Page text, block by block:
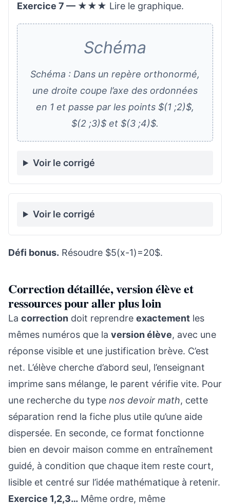
Exercice 7 — ★★★ Lire le graphique.
Schéma
Schéma : Dans un repère orthonormé,
une droite coupe l’axe des ordonnées
en 1 et passe par les points $(1 ;2)$,
$(2 ;3)$ et $(3 ;4)$.
Voir le corrigé
Voir le corrigé
Défi bonus. Résoudre $5(x-1)=20$.
Correction détaillée, version élève et
ressources pour aller plus loin
La correction doit reprendre exactement les
mêmes numéros que la version élève, avec une
réponse visible et une justification brève. C’est
net. L’élève cherche d’abord seul, l’enseignant
imprime sans mélange, le parent vérifie vite. Pour
une recherche du type nos devoir math, cette
séparation rend la fiche plus utile qu’une aide
dispersée. En seconde, ce format fonctionne
bien en devoir maison comme en entraînement
guidé, à condition que chaque item reste court,
lisible et centré sur l’idée mathématique à retenir.
Exercice 1,2,3… Même ordre, même